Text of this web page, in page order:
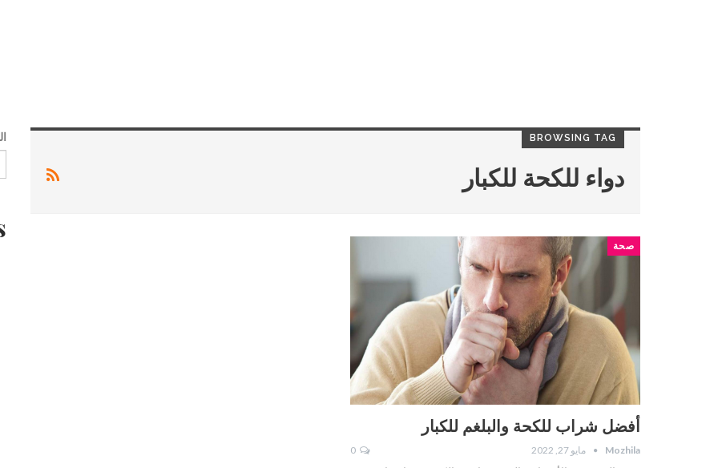
BROWSING TAG
دواء للكحة للكبار
صحة
أفضل شراب للكحة والبلغم للكبار
Mozhila مايو 27, 2022 0